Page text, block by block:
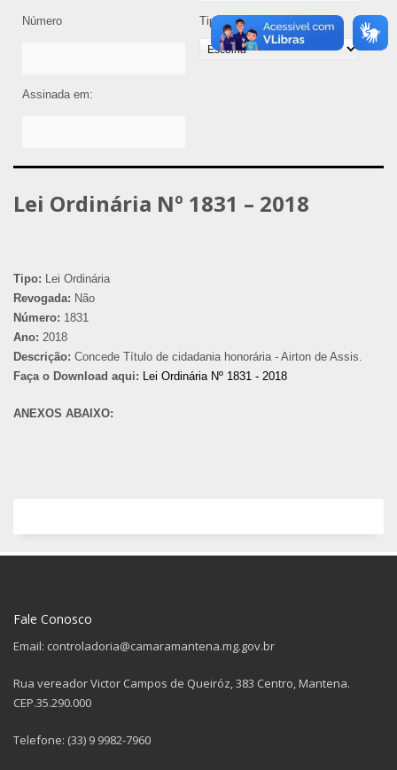
Número Tipo de Legislação
Assinada em:
Lei Ordinária Nº 1831 – 2018
Tipo: Lei Ordinária
Revogada: Não
Número: 1831
Ano: 2018
Descrição: Concede Título de cidadania honorária - Airton de Assis.
Faça o Download aqui: Lei Ordinária Nº 1831 - 2018
ANEXOS ABAIXO:
Fale Conosco
Email: controladoria@camaramantena.mg.gov.br
Rua vereador Victor Campos de Queiróz, 383 Centro, Mantena.
CEP.35.290.000
Telefone: (33) 9 9982-7960